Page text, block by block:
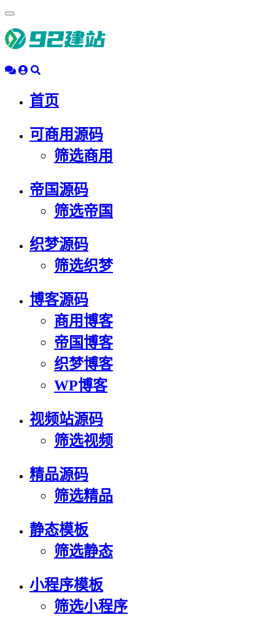
动
导
首页
可商用源码
筛选商用
帝国源码
筛选帝国
织梦源码
筛选织梦
博客源码
商用博客
帝国博客
织梦博客
WP博客
视频站源码
筛选视频
精品源码
筛选精品
静态模板
筛选静态
小程序模板
筛选小程序